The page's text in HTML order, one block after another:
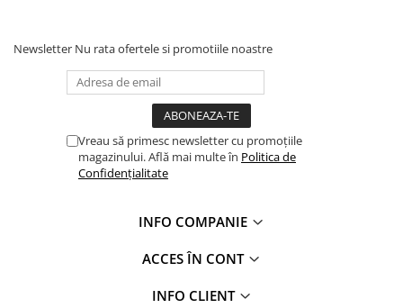
Amorse și Promotori de Aderență
Aditivi pentru Betoane și Mortare
Profile Tencuieli și Glet
Reparare Beton, Subturnări și
Newsletter Nu rata ofertele si promotiile noastre
Vreau să primesc newsletter cu promoțiile
magazinului. Află mai multe în Politica de
Confidențialitate
INFO COMPANIE
ACCES ÎN CONT
INFO CLIENT